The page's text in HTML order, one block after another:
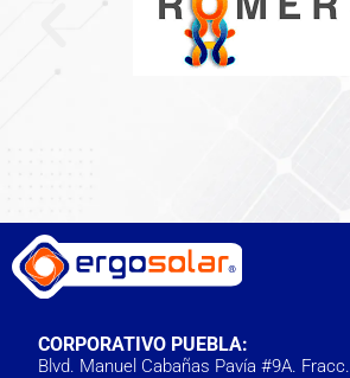
CORPORATIVO PUEBLA:
Blvd. Manuel Cabañas Pavía #9A. Fracc.